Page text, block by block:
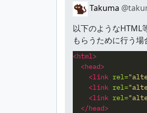
Takuma
以下のようなHTML
もらうために行う場
<html>
<head>
<link rel=
<link rel=
<link rel=
</head>